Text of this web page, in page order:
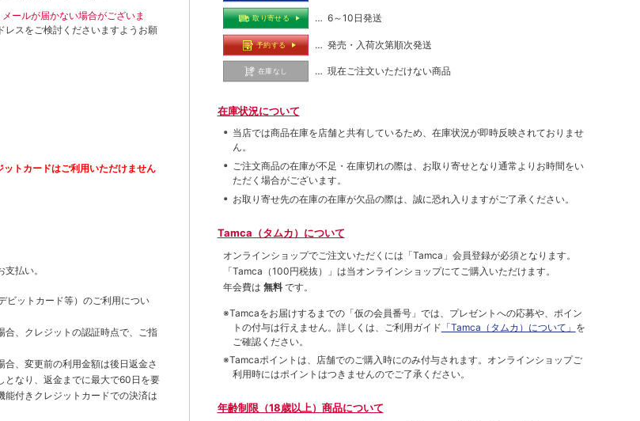
ールが届かない場合がございま
レスをご検討くださいますようお願
トカードはご利用いただけません
払い。
ビットカード等） のご利用につい
合、クレジットの認証時点で、ご指
、変更前の利用金額は後日返金さ
となり、返金までに最大で60日を要
付きクレジットカードでの決済は
取り寄せる … 6～10日発送
予約する … 発売・入荷次第順次発送
在庫なし … 現在ご注文いただけない商品
在庫状況について
当店では商品在庫を店舗と共有しているため、在庫状況が即時反映されておりませ
ん。
ご注文商品の在庫が不足・在庫切れの際は、お取り寄せとなり通常よりお時間をい
ただく場合がございます。
お取り寄せ先の在庫の在庫が欠品の際は、誠に恐れ入りますがご了承ください。
Tamca（タムカ）について
オンラインショップでご注⽂いただくには「Tamca」会員登録が必須となります。
「Tamca （100円税抜）
」は当オンラインショップにてご購⼊いただけます。
年会費は 無料 です。
※Tamcaをお届けするまでの「仮の会員番号」では、プレゼントへの応募や、ポイン
トの付与は⾏えません。詳しくは、ご利⽤ガイド 「Tamca（タムカ）について」 を
ご確認ください。
※Tamcaポイントは、店舗でのご購⼊時にのみ付与されます。オンラインショップご
利用時にはポイントはつきませんのでご了承ください。
年齢制限（18歳以上）商品について